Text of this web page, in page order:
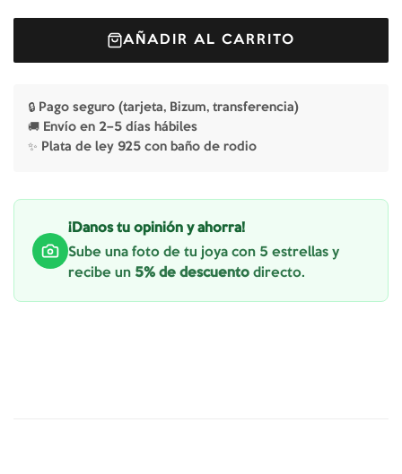
AÑADIR AL CARRITO
🔒 Pago seguro (tarjeta, Bizum, transferencia)
🚚 Envío en 2–5 días hábiles
✨ Plata de ley 925 con baño de rodio
¡Danos tu opinión y ahorra!
Sube una foto de tu joya con 5 estrellas y
recibe un 5% de descuento directo.